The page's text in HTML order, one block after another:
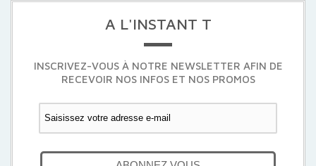
A L'INSTANT T
INSCRIVEZ-VOUS À NOTRE NEWSLETTER AFIN DE
RECEVOIR NOS INFOS ET NOS PROMOS